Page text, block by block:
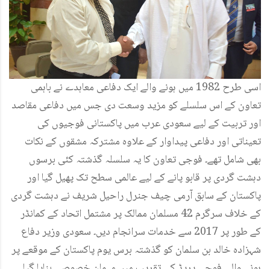
اسی طرح 1982 میں ہونے والے ایک دفاعی معاہدے نے باہمی
تعاون کے اس سلسلے کو مزید وسعت دی جس میں دفاعی مقاصد
اور تربیت کے لیے سعودی عرب میں پاکستانی فوجیوں کی
تعیناتی اور دفاعی پیداوار کے علاوہ مشترکہ مشقوں کے نکات
بھی شامل تھے۔ فوجی تعاون کا یہ سلسلہ گذشتہ کئی برسوں
دہشت گردی پر قابو پانے کے لیے عالمی سطح تک پھیل گیا اور
پاکستان کے سابق آرمی چیف جنرل راحیل شریف نے دہشت گردی
کے خلاف سرگرم 42 مسلمان ممالک پر مشتمل اتحاد کے کمانڈر
کے طور پر 2017 سے خدمات سرانجام دیں۔ سعودی وزیر دفاع
شہزادہ خالد بن سلمان کو گذشتہ برس یوم پاکستان کے موقعے پر